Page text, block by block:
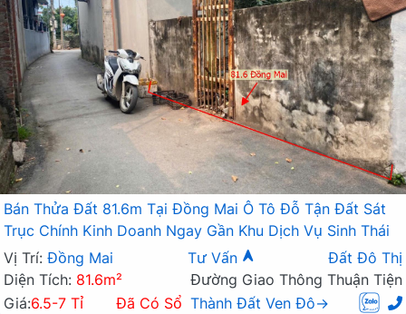
Bán Thửa Đất 81.6m Tại Đồng Mai Ô Tô Đỗ Tận Đất Sát
Trục Chính Kinh Doanh Ngay Gần Khu Dịch Vụ Sinh Thái
Vị Trí: Đồng Mai Tư Vấn
Đất Đô Thị
Diện Tích: 81.6m²
Đường Giao Thông Thuận Tiện
Giá:6.5-7 Tỉ Đã Có Sổ Thành Đất Ven Đô→